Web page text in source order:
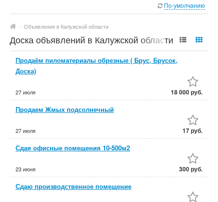
По-умолчанию
/ Объявления в Калужской области
Доска объявлений в Калужской области
Продаём пиломатериалы обрезные ( Брус, Брусок,
Доска)
27 июля 18 000 руб.
Продаем Жмых подсолнечный
27 июля 17 руб.
Сдая офисные помещения 10-500м2
23 июня 300 руб.
Сдаю производственное помещение